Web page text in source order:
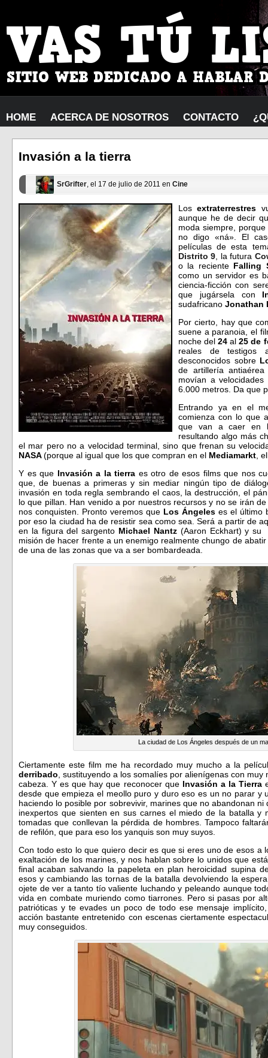
HOME ACERCA DE NOSOTROS CONTACTO
Invasión a la tierra
SrGrifter, el 17 de julio de 2011 en Cine
Losextraterrestres
aunque he de decir
moda siempre,
no digo «ná». El
películas de esta
Distrito 9 , la futura
o la reciente Falling
como un servidor es
ciencia-ficción con
que jugársela con
sudafricano Jonathan
Por cierto, hay que
suene a paranoia, el
noche del24 al25 de
reales de testigos
desconocidos sobre
de artillería
movían a
6.000 metros. Da que
Entrando ya en el
comienza con lo que
que van a caer en
resultando algo más
el mar pero no a velocidad terminal, sino que frenan su
NASA(porque al igual que los que compran en el Mediamarkt ,
Y es que Invasión a la tierra es otro de esos films que nos
que, de buenas a primeras y sin mediar ningún tipo de
invasión en toda regla sembrando el caos, la destrucción, el
lo que pillan. Han venido a por nuestros recursos y no se irán
nos conquisten. Pronto veremos que Los Ángeles es el último
por eso la ciudad ha de resistir sea como sea. Será a partir de
en la figura del sargento Michael Nantz(Aaron Eckhart) y su
misión de hacer frente a un enemigo realmente chungo de
de una de las zonas que va a ser bombardeada.
La ciudad de Los Ángeles después de un
Ciertamente este film me ha recordado muy mucho a la
derribado , sustituyendo a los somalíes por alienígenas con
cabeza. Y es que hay que reconocer que Invasión a la Tierra
desde que empieza el meollo puro y duro eso es un no parar y
haciendo lo posible por sobrevivir, marines que no abandonan
inexpertos que sienten en sus carnes el miedo de la batalla y
tomadas que conllevan la pérdida de hombres. Tampoco
de refilón, que para eso los yanquis son muy suyos.
Con todo esto lo que quiero decir es que si eres uno de esos a
exaltación de los marines, y nos hablan sobre lo unidos que
final acaban salvando la papeleta en plan heroicidad supina
esos y cambiando las tornas de la batalla devolviendo la
ojete de ver a tanto tío valiente luchando y peleando aunque
vida en combate muriendo como tiarrones. Pero si pasas por
patrióticas y te evades un poco de todo ese mensaje
acción bastante entretenido con escenas ciertamente
muy conseguidos.